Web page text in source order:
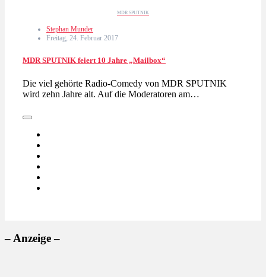
MDR SPUTNIK
Stephan Munder
Freitag, 24. Februar 2017
MDR SPUTNIK feiert 10 Jahre „Mailbox“
Die viel gehörte Radio-Comedy von MDR SPUTNIK
wird zehn Jahre alt. Auf die Moderatoren am…
– Anzeige –